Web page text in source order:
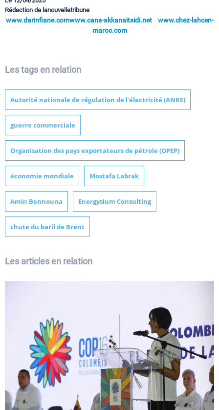
Rédaction de lanouvelletribune
www.darinfiane.comwww.cans-akkanaitsidi.net
www.chez-lahcen-
maroc.com
Les tags en relation
Autorité nationale de régulation de l’électricité (ANRE)
guerre commerciale
Organisation des pays exportateurs de pétrole (OPEP)
économie mondiale Mostafa Labrak
Amin Bennouna Energysium Consulting
chute du baril de Brent
Les articles en relation